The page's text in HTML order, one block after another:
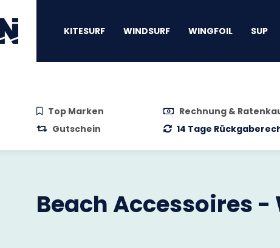
KITESURF WINDSURF WINGFOIL SUP
Top Marken
Rechnung &
Gutschein
14 Tage
Beach Accessoires